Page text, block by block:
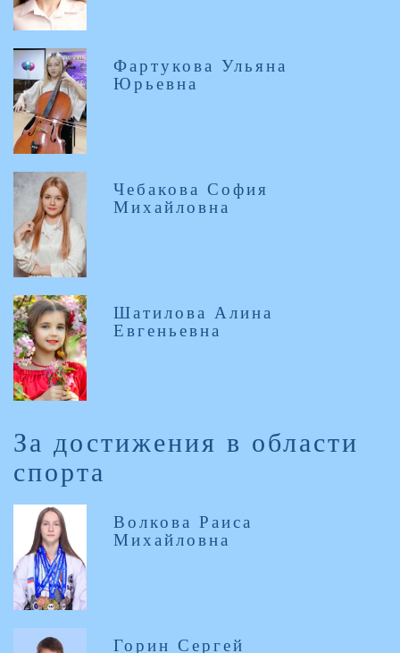
Фартукова Ульяна
Юрьевна
Чебакова София
Михайловна
Шатилова Алина
Евгеньевна
За достижения в области
спорта
Волкова Раиса
Михайловна
Горин Сергей